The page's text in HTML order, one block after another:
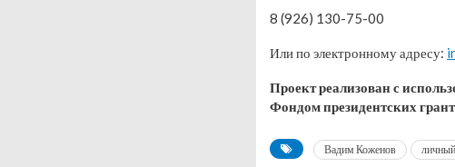
8 (926) 130-75-00
Или по электронному адресу:
Проект реализован с
Фондом президентских
Вадим Коженов